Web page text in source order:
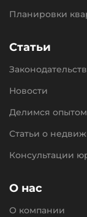
Планировки
Статьи
Новости
Делимся опытом
Статьи о
Консультации
О нас
О компании